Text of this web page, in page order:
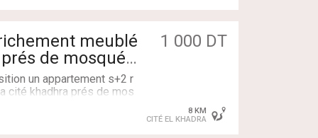
sur les numéros
meublé
de mosquée
1 000 DT
un appartement s+2 r
cité khadhra prés de mos
8 KM
CITÉ EL KHADRA